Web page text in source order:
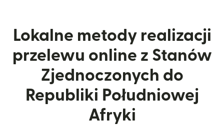
Lokalne metody realizacji
przelewu online z Stanów
Zjednoczonych do
Republiki Południowej
Afryki